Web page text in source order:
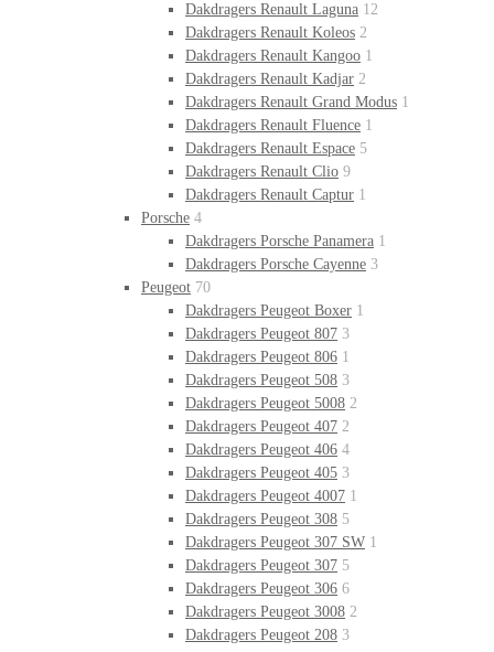
Dakdragers Renault Laguna 12
Dakdragers Renault Koleos 2
Dakdragers Renault Kangoo 1
Dakdragers Renault Kadjar 2
Dakdragers Renault Grand Modus 1
Dakdragers Renault Fluence 1
Dakdragers Renault Espace 5
Dakdragers Renault Clio 9
Dakdragers Renault Captur 1
Porsche 4
Dakdragers Porsche Panamera 1
Dakdragers Porsche Cayenne 3
Peugeot 70
Dakdragers Peugeot Boxer 1
Dakdragers Peugeot 807 3
Dakdragers Peugeot 806 1
Dakdragers Peugeot 508 3
Dakdragers Peugeot 5008 2
Dakdragers Peugeot 407 2
Dakdragers Peugeot 406 4
Dakdragers Peugeot 405 3
Dakdragers Peugeot 4007 1
Dakdragers Peugeot 308 5
Dakdragers Peugeot 307 SW 1
Dakdragers Peugeot 307 5
Dakdragers Peugeot 306 6
Dakdragers Peugeot 3008 2
Dakdragers Peugeot 208 3